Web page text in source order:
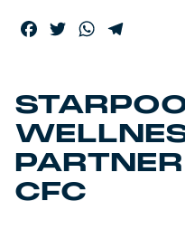
Fortissimo batte il
Facebook
TwitterWhatsApp
CFC